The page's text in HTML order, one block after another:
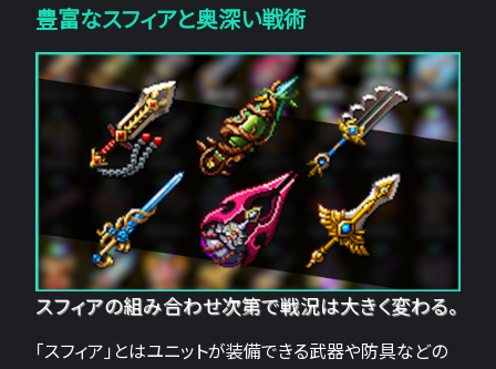
豊富なスフィアと奥深い戦術
スフィアの組み合わせ次第で戦況は大きく変わる。
「スフィア」とはユニットが装備できる武器や防具などの